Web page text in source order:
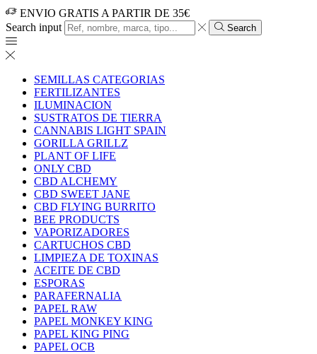
ENVIO GRATIS A PARTIR DE 35€
Search input
Search
SEMILLAS CATEGORIAS
FERTILIZANTES
ILUMINACION
SUSTRATOS DE TIERRA
CANNABIS LIGHT SPAIN
GORILLA GRILLZ
PLANT OF LIFE
ONLY CBD
CBD ALCHEMY
CBD SWEET JANE
CBD FLYING BURRITO
BEE PRODUCTS
VAPORIZADORES
CARTUCHOS CBD
LIMPIEZA DE TOXINAS
ACEITE DE CBD
ESPORAS
PARAFERNALIA
PAPEL RAW
PAPEL MONKEY KING
PAPEL KING PING
PAPEL OCB